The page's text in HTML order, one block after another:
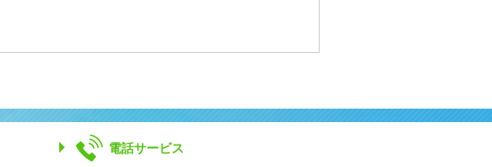
電話サービス